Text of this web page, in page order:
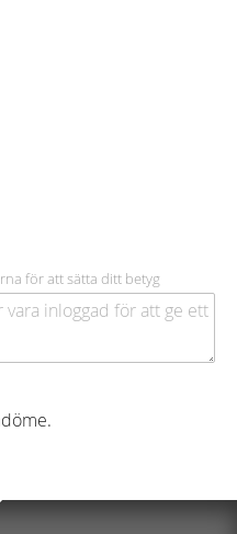
för att sätta ditt betyg